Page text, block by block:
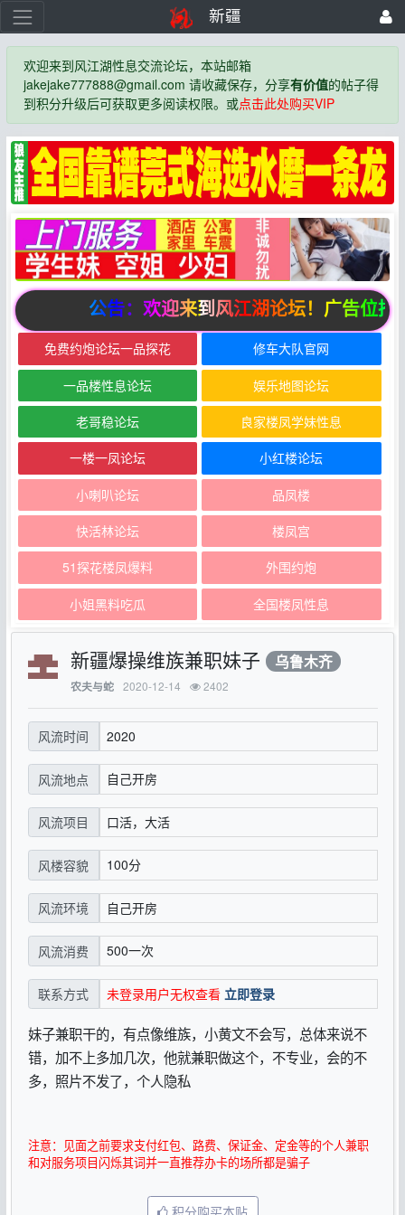
新疆
欢迎来到风江湖性息交流论坛，本站邮箱
jakejake777888@gmail.com 请收藏保存，分享有价值的帖子得
到积分升级后可获取更多阅读权限。或点击此处购买VIP
公告：欢迎来到风江湖论坛！广告位招
免费约炮论坛一品探花 修车大队官网
一品楼性息论坛 娱乐地图论坛
老哥稳论坛 良家楼凤学妹性息
一楼一凤论坛 小红楼论坛
小喇叭论坛 品凤楼
快活林论坛 楼凤宫
51探花楼凤爆料 外围约炮
小姐黑料吃瓜 全国楼凤性息
新疆爆操维族兼职妹子 乌鲁木齐
农夫与蛇 2020-12-14 2402
风流时间 2020
风流地点 自己开房
风流项目 口活，大活
风楼容貌 100分
风流环境 自己开房
风流消费 500一次
联系方式 未登录用户无权查看 立即登录
妹子兼职干的，有点像维族，小黄文不会写，总体来说不
错，加不上多加几次，他就兼职做这个，不专业，会的不
多，照片不发了，个人隐私
注意：见面之前要求支付红包、路费、保证金、定金等的个人兼职
和对服务项目闪烁其词并一直推荐办卡的场所都是骗子
积分购买本贴